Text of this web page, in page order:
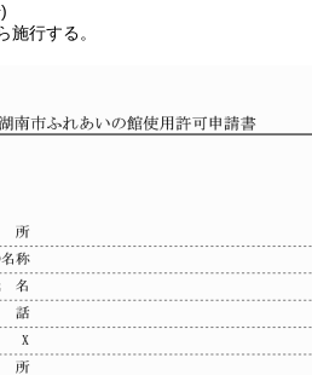
施行する。